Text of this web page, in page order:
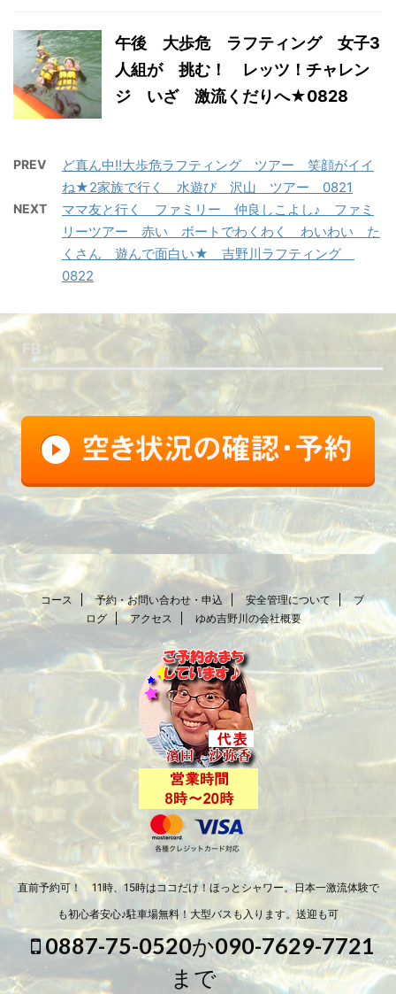
午後 大歩危 ラフティング 女子3
人組が 挑む！ レッツ！チャレン
ジ いざ 激流くだりへ★0828
PREV
ど真ん中!!大歩危ラフティング ツアー 笑顔がイイ
ね★2家族で行く 水遊び 沢山 ツアー 0821
NEXT
ママ友と行く ファミリー 仲良しこよし♪ ファミ
リーツアー 赤い ボートでわくわく わいわい た
くさん 遊んで面白い★ 吉野川ラフティング
0822
FB
コース 予約・お問い合わせ・申込 安全管理について
ブ
ログ
アクセス ゆめ吉野川の会社概要
直前予約可！ 11時、15時はココだけ！ほっとシャワー。日本一激流体験で
も初心者安心♪駐車場無料！大型バスも入ります。送迎も可
0887-75-0520か090-7629-7721
まで